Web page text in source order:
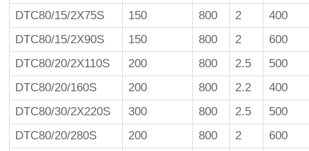
DTC80/15/2Χ75S
150 800 2
400
DTC80/15/2Χ90S
150 800 2
600
DTC80/20/2Χ110S
200 800 2.5
500
DTC80/20/160S
200 800 2.2
400
DTC80/30/2Χ220S
300 800 2.5
500
DTC80/20/280S
200 800 2
600